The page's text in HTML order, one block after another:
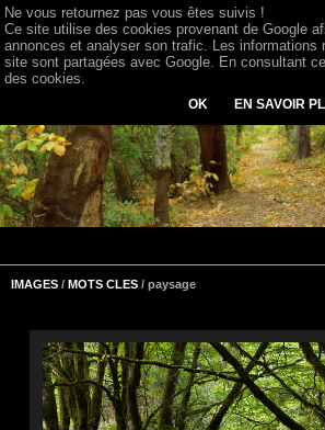
IMAGES / MOTS CLES / paysage
Ne vous retournez pas vous êtes suivis !
Ce site utilise des cookies provenant de Google
annonces et analyser son trafic. Les informations
site sont partagées avec Google. En consultant
des cookies.
OK EN SAVOIR